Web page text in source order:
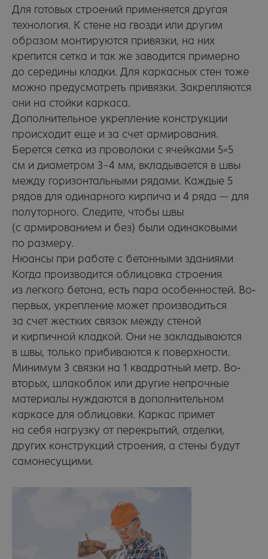
Для готовых строений применяется другая
технология. К стене на гвозди или другим
образом монтируются привязки, на них
крепится сетка и так же заводится примерно
до середины кладки. Для каркасных стен тоже
можно предусмотреть привязки. Закрепляются
они на стойки каркаса.
Дополнительное укрепление конструкции
происходит еще и за счет армирования.
Берется сетка из проволоки с ячейками 5×5
см и диаметром 3−4 мм, вкладывается в швы
между горизонтальными рядами. Каждые 5
рядов для одинарного кирпича и 4 ряда — для
полуторного. Следите, чтобы швы
(с армированием и без) были одинаковыми
по размеру.
Нюансы при работе с бетонными зданиями
Когда производится облицовка строения
из легкого бетона, есть пара особенностей. Во-
первых, укрепление может производиться
за счет жестких связок между стеной
и кирпичной кладкой. Они не закладываются
в швы, только прибиваются к поверхности.
Минимум 3 связки на 1 квадратный метр. Во-
вторых, шлакоблок или другие непрочные
материалы нуждаются в дополнительном
каркасе для облицовки. Каркас примет
на себя нагрузку от перекрытий, отделки,
других конструкций строения, а стены будут
самонесущими.
© 2004−2025 Рязанский кирпичный завод
8 (800)
234−89−66
ул. Кирпичного
завода, 18
КАТАЛОГ ПРОДУКЦИИ
Лицевой кирпич
Керамический камень
ИНФОРМАЦИЯ
Акции
Партнеры
Оплата и доставка
Статьи
На сайте размещены фото кирпичных домов из открытых
источников и принадлежат их правообладателям. Некоторые
фото и видео взяты с
ru.freepik.com
Схема проезда
Политика в отношении обработки персональных данных
Положение об обработке и защите персональных данных
Согласие на обработку персональных данных